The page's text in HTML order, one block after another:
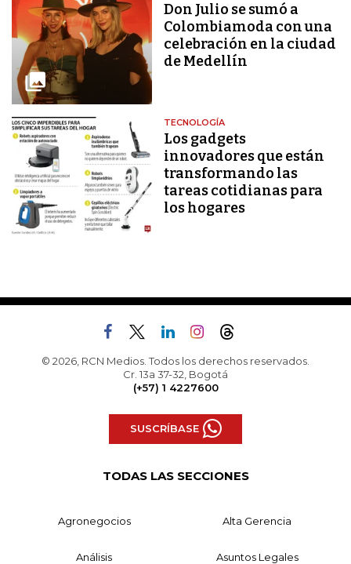
Don Julio se sumó a
Colombiamoda con una
celebración en la ciudad
de Medellín
TECNOLOGÍA
Los gadgets
innovadores que están
transformando las
tareas cotidianas para
los hogares
© 2026, RCN Medios. Todos los derechos reservados.
Cr. 13a 37-32, Bogotá
(+57) 1 4227600
SUSCRÍBASE
TODAS LAS SECCIONES
Agronegocios Alta Gerencia
Análisis Asuntos Legales